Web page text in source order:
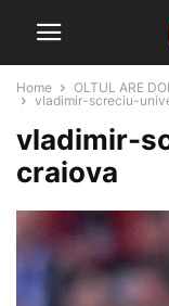
Home
OLTUL ARE
vladimir-screciu-
vladimir-
craiova